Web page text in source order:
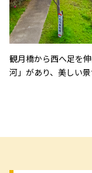
観月橋から西へ足を
河」があり、美しい